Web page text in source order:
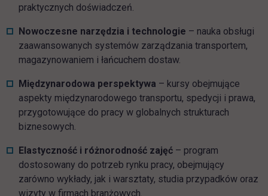
praktycznych doświadczeń.
Nowoczesne narzędzia i technologie – nauka obsługi
zaawansowanych systemów zarządzania transportem,
magazynowaniem i łańcuchem dostaw.
Międzynarodowa perspektywa – kursy obejmujące
aspekty międzynarodowego transportu, spedycji i prawa,
przygotowujące do pracy w globalnych strukturach
biznesowych.
Elastyczność i różnorodność zajęć – program
dostosowany do potrzeb rynku pracy, obejmujący
zarówno wykłady, jak i warsztaty, studia przypadków oraz
wizyty w firmach branżowych.